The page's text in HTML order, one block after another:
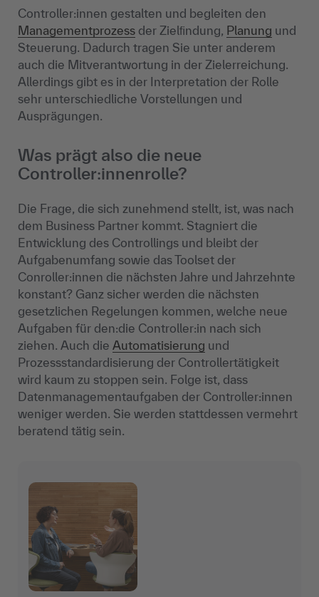
Controller:innen gestalten und begleiten den
Managementprozess der Zielﬁndung, Planung und
Steuerung. Dadurch tragen Sie unter anderem
auch die Mitverantwortung in der Zielerreichung.
Allerdings gibt es in der Interpretation der Rolle
sehr unterschiedliche Vorstellungen und
Ausprägungen.
Was prägt also die neue
Controller:innenrolle?
Die Frage, die sich zunehmend stellt, ist, was nach
dem Business Partner kommt. Stagniert die
Entwicklung des Controllings und bleibt der
Aufgabenumfang sowie das Toolset der
Conroller:innen die nächsten Jahre und Jahrzehnte
konstant? Ganz sicher werden die nächsten
gesetzlichen Regelungen kommen, welche neue
Aufgaben für den:die Controller:in nach sich
ziehen. Auch die Automatisierung und
Prozessstandardisierung der Controllertätigkeit
wird kaum zu stoppen sein. Folge ist, dass
Datenmanagementaufgaben der Controller:innen
weniger werden. Sie werden stattdessen vermehrt
beratend tätig sein.